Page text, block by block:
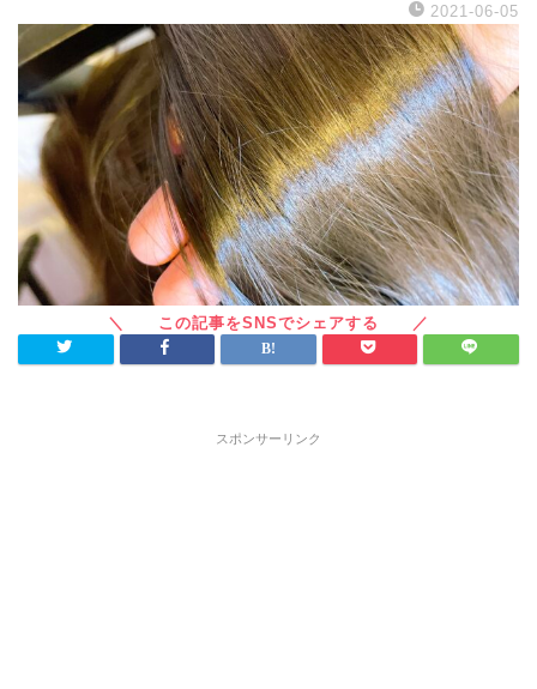
2021-06-05
スポンサーリンク